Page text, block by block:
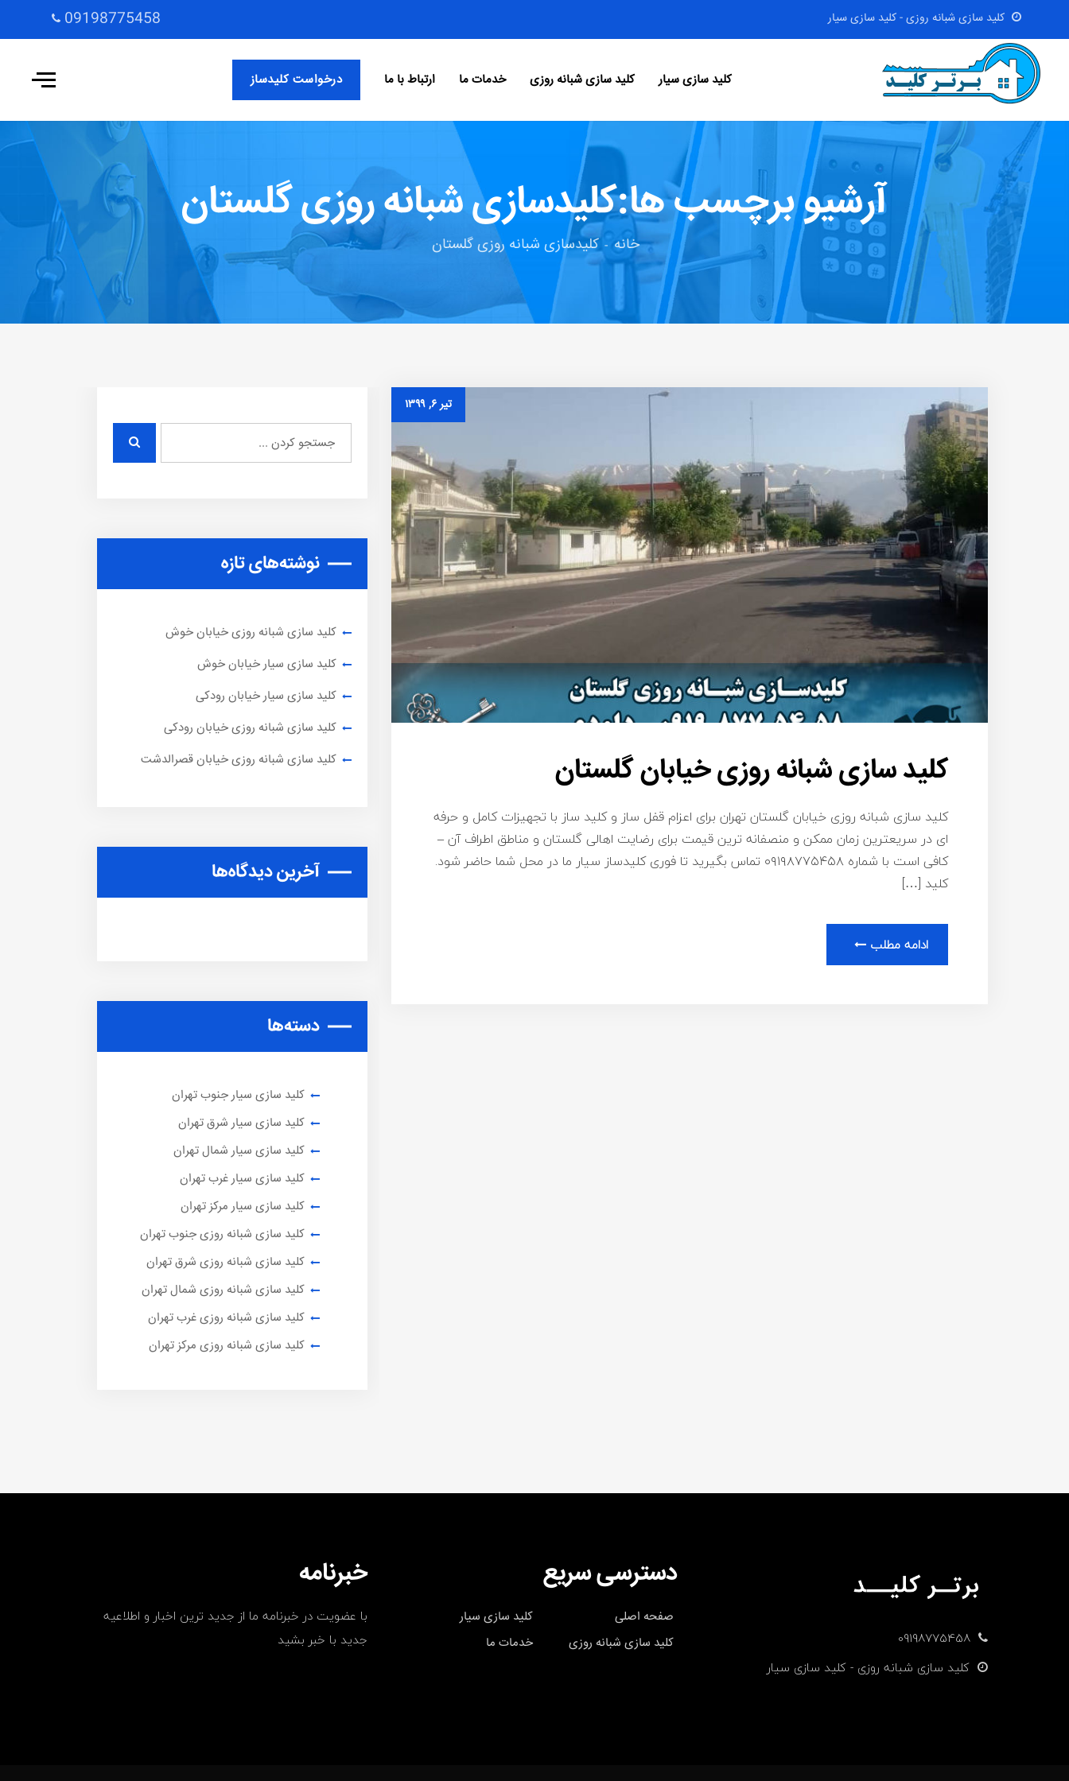
کلید سازی شبانه روزی - کلید سازی سیار 09198775458
کلید سازی سیار کلید سازی شبانه روزی خدمات ما ارتباط با ما درخواست کلیدساز
آرشیو برچسب ها:کلیدسازی شبانه روزی گلستان
خانه کلیدسازی شبانه روزی گلستان
تیر ۶, ۱۳۹۹
کلید سازی شبانه روزی خیابان گلستان
کلید سازی شبانه روزی خیابان گلستان تهران برای اعزام قفل ساز و کلید ساز با تجهیزات کامل و حرفه
ای در سریعترین زمان ممکن و منصفانه ترین قیمت برای رضایت اهالی گلستان و مناطق اطراف آن –
کافی است با شماره ۰۹۱۹۸۷۷۵۴۵۸ تماس بگیرید تا فوری کلیدساز سیار ما در محل شما حاضر شود.
کلید […]
ادامه مطلب
نوشته‌های تازه
کلید سازی شبانه روزی خیابان خوش
کلید سازی سیار خیابان خوش
کلید سازی سیار خیابان رودکی
کلید سازی شبانه روزی خیابان رودکی
کلید سازی شبانه روزی خیابان قصرالدشت
آخرین دیدگاه‌ها
دسته‌ها
کلید سازی سیار جنوب تهران
کلید سازی سیار شرق تهران
کلید سازی سیار شمال تهران
کلید سازی سیار غرب تهران
کلید سازی سیار مرکز تهران
کلید سازی شبانه روزی جنوب تهران
کلید سازی شبانه روزی شرق تهران
کلید سازی شبانه روزی شمال تهران
کلید سازی شبانه روزی غرب تهران
کلید سازی شبانه روزی مرکز تهران
09198775458
کلید سازی شبانه روزی - کلید سازی سیار
دسترسی سریع
صفحه اصلی
کلید سازی سیار
کلید سازی شبانه روزی
خدمات ما
خبرنامه
با عضویت در خبرنامه ما از جدید ترین اخبار و اطلاعیه
جدید با خبر بشید